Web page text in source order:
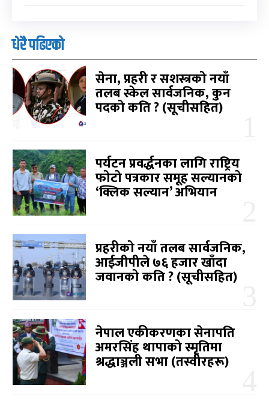
धेरै पढिएको
सेना, प्रहरी र सशस्त्रको नयाँ
तलब स्केल सार्वजनिक, कुन
पदको कति ? (सूचीसहित)
पर्यटन प्रवर्द्धनका लागि राष्ट्रिय
फोटो पत्रकार समूह सल्यानको
‘क्लिक सल्यान’ अभियान
प्रहरीको नयाँ तलब सार्वजनिक,
आईजीपीले ७६ हजार खाँदा
जवानको कति ? (सूचीसहित)
नेपाल एकीकरणका सेनापति
अमरसिंह थापाको स्मृतिमा
श्रद्धाञ्जली सभा (तस्वीरहरू)